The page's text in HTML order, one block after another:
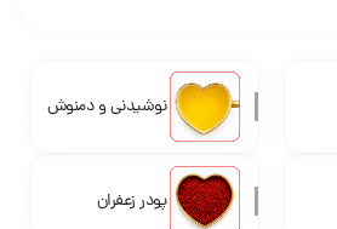
نوشیدنی و دمنوش
پودر زعفران